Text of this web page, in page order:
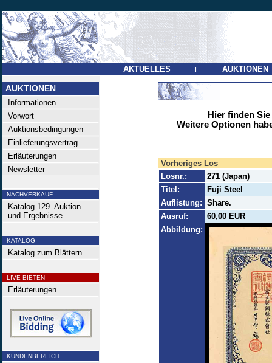
AKTUELLES | AUKTIONEN
AUKTIONEN
Informationen
Vorwort
Auktionsbedingungen
Einlieferungsvertrag
Erläuterungen
Newsletter
NACHVERKAUF
Katalog 129. Auktion
und Ergebnisse
KATALOG
Katalog zum Blättern
LIVE BIETEN
Erläuterungen
KUNDENBEREICH
Hier finden
Weitere Optionen
Vorheriges Los
Losnr.:
271 (Japan)
Titel:
Fuji Steel
Auflistung: Share.
Ausruf:
60,00 EUR
Abbildung: